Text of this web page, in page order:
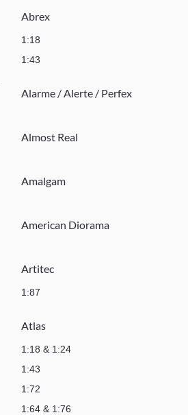
Abrex
1:18
1:43
Alarme / Alerte / Perfex
Almost Real
Amalgam
American Diorama
Artitec
1:87
Atlas
1:18 & 1:24
1:43
1:72
1:64 & 1:76